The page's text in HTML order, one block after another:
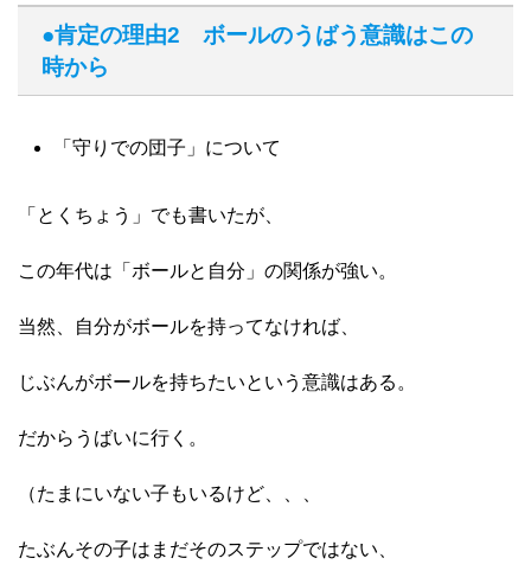
●肯定の理由2 ボールのうばう意識はこの
時から
「守りでの団子」について
「とくちょう」でも書いたが、
この年代は「ボールと自分」の関係が強い。
当然、自分がボールを持ってなければ、
じぶんがボールを持ちたいという意識はある。
だからうばいに行く。
（たまにいない子もいるけど、、、
たぶんその子はまだそのステップではない、